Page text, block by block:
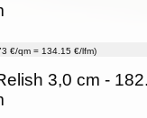
€/qm = 134.15 €/lfm)
3,0 cm -